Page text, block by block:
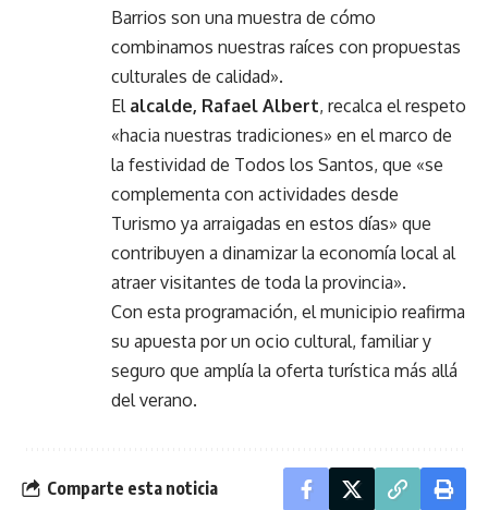
Barrios son una muestra de cómo
combinamos nuestras raíces con propuestas
culturales de calidad».
El alcalde, Rafael Albert, recalca el respeto
«hacia nuestras tradiciones» en el marco de
la festividad de Todos los Santos, que «se
complementa con actividades desde
Turismo ya arraigadas en estos días» que
contribuyen a dinamizar la economía local al
atraer visitantes de toda la provincia».
Con esta programación, el municipio reafirma
su apuesta por un ocio cultural, familiar y
seguro que amplía la oferta turística más allá
del verano.
Comparte esta noticia